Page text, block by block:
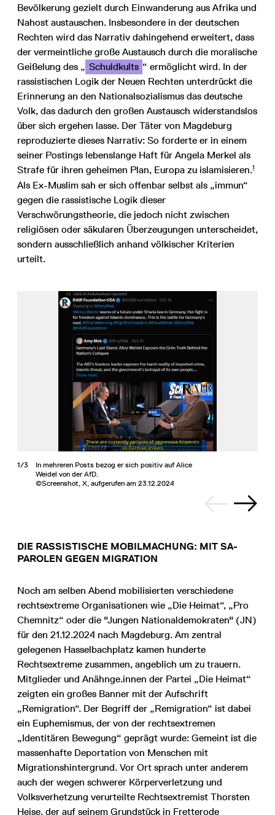
Bevölkerung gezielt durch Einwanderung aus Afrika und
Nahost austauschen. Insbesondere in der deutschen
Rechten wird das Narrativ dahingehend erweitert, dass
der vermeintliche große Austausch durch die moralische
Geißelung des „ Schuldkults “ ermöglicht wird. In der
rassistischen Logik der Neuen Rechten unterdrückt die
Erinnerung an den Nationalsozialismus das deutsche
Volk, das dadurch den großen Austausch widerstandslos
über sich ergehen lasse. Der Täter von Magdeburg
reproduzierte dieses Narrativ: So forderte er in einem
seiner Postings lebenslange Haft für Angela Merkel als
Strafe für ihren geheimen Plan, Europa zu islamisieren.1
Als Ex-Muslim sah er sich offenbar selbst als „immun“
gegen die rassistische Logik dieser
Verschwörungstheorie, die jedoch nicht zwischen
religiösen oder säkularen Überzeugungen unterscheidet,
sondern ausschließlich anhand völkischer Kriterien
urteilt.
1/3
In mehreren Posts bezog er sich positiv auf Alice
Weidel von der AfD.
©Screenshot, X, aufgerufen am 23.12.2024
DIE RASSISTISCHE MOBILMACHUNG: MIT SA-
PAROLEN GEGEN MIGRATION
Noch am selben Abend mobilisierten verschiedene
rechtsextreme Organisationen wie „Die Heimat“, „Pro
Chemnitz“ oder die "Jungen Nationaldemokraten" (JN)
für den 21.12.2024 nach Magdeburg. Am zentral
gelegenen Hasselbachplatz kamen hunderte
Rechtsextreme zusammen, angeblich um zu trauern.
Mitglieder und Anähnge.innen der Partei „Die Heimat“
zeigten ein großes Banner mit der Aufschrift
„Remigration“. Der Begriff der „Remigration“ ist dabei
ein Euphemismus, der von der rechtsextremen
„Identitären Bewegung“ geprägt wurde: Gemeint ist die
massenhafte Deportation von Menschen mit
Migrationshintergrund. Vor Ort sprach unter anderem
auch der wegen schwerer Körperverletzung und
Volksverhetzung verurteilte Rechtsextremist Thorsten
Heise, der auf seinem Grundstück in Fretterode